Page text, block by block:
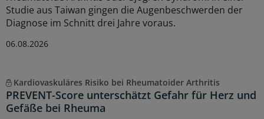
Studie aus Taiwan gingen die Augenbeschwerden der
Diagnose im Schnitt drei Jahre voraus.
06.08.2026
Kardiovaskuläres Risiko bei Rheumatoider Arthritis
PREVENT-Score unterschätzt Gefahr für Herz und
Gefäße bei Rheuma